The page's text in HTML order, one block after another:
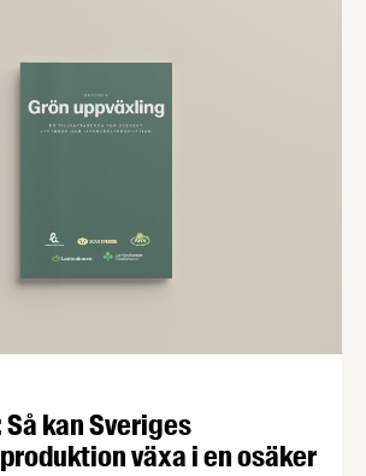
måste öka för att stärka
kan Sveriges
växa i en osäker